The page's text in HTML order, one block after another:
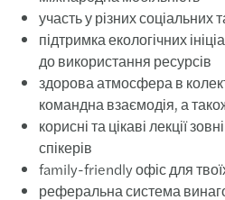
участь у різних соціальних
підтримка екологічних
до використання ресурсів
здорова атмосфера в
командна взаємодія, а
корисні та цікаві лекції
спікерів
family-friendly офіс для
реферальна система